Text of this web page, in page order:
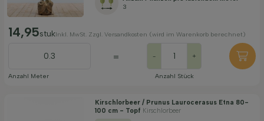
3
14,95stukInkl. MwSt. Zzgl. Versandkosten (wird im Warenkorb berechnet)
Anzahl Meter
= - +
Anzahl Stück
Kirschlorbeer / Prunus Laurocerasus Etna 80-
100 cm - Topf Kirschlorbeer